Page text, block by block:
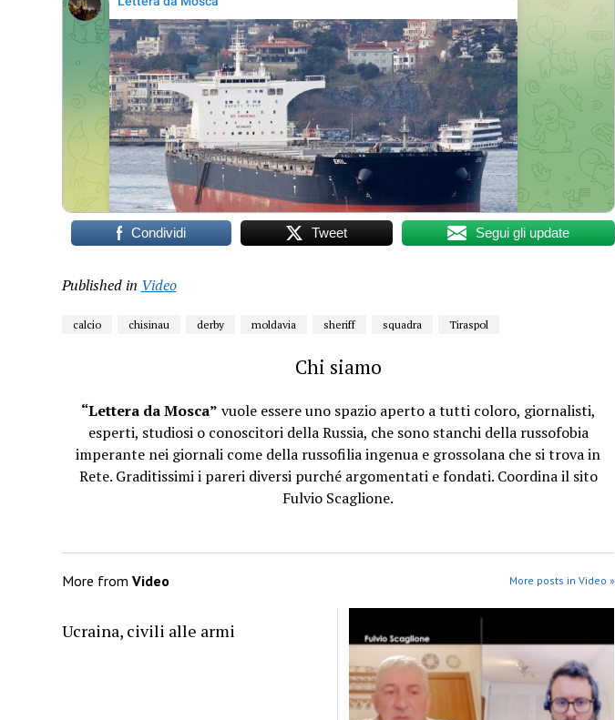
Condividi Tweet Segui gli update
Published in Video
calcio chisinau derby moldavia sheriff squadra Tiraspol
Chi siamo
“Lettera da Mosca” vuole essere uno spazio aperto a tutti coloro, giornalisti,
esperti, studiosi o conoscitori della Russia, che sono stanchi della russofobia
imperante nei giornali come della russofilia ingenua e grossolana che si trova in
Rete. Graditissimi i pareri diversi purché argomentati e fondati. Coordina il sito
Fulvio Scaglione.
More from Video More posts in Video »
Ucraina, civili alle armi